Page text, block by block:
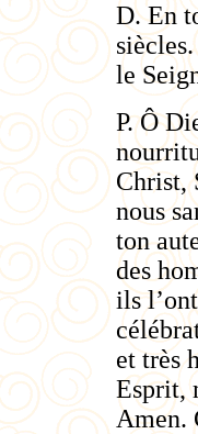
D. En
le
P. Ô
Christ,
nous
ton
des
ils
et très
Esprit,
Amen.